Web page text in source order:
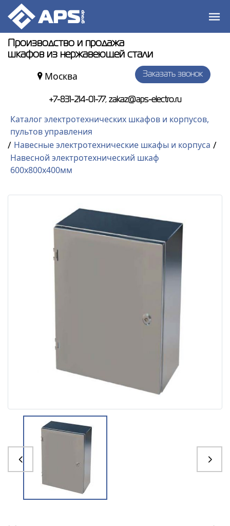
Производство и продажа
шкафов из нержавеющей стали
Москва Заказать звонок
+7-831-214-01-77, zakaz@aps-electro.ru
Каталог электротехнических шкафов и корпусов,
пультов управления
/ Навесные электротехнические шкафы и корпуса /
Навесной электротехнический шкаф
600x800x400мм